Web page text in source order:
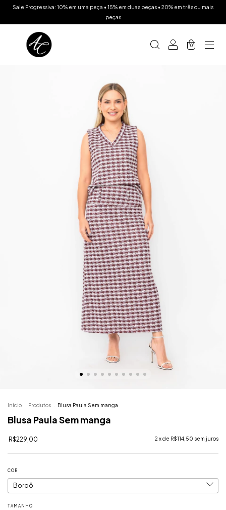
Sale Progressiva: 10% em uma peça • 15% em duas peças • 20% em três ou mais
peças
0
Início Produtos Blusa Paula Sem manga
Blusa Paula Sem manga
R$229,00 2 x de R$114,50 sem juros
COR
TAMANHO